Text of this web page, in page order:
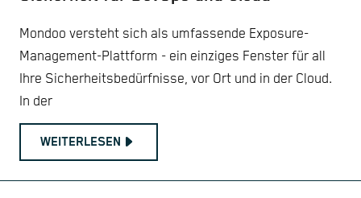
Mondoo versteht sich als umfassende Exposure-
Management-Plattform - ein einziges Fenster für all
Ihre Sicherheitsbedürfnisse, vor Ort und in der Cloud.
In der
WEITERLESEN